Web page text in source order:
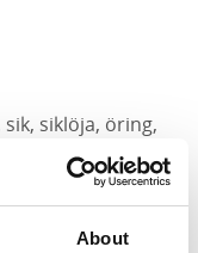
About
siklöja, öring,
Bra bestånd
med